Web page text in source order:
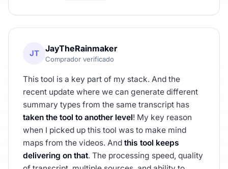
JT JayTheRainmaker
Comprador verificado
This tool is a key part of my stack. And the
recent update where we can generate different
summary types from the same transcript has
taken the tool to another level! My key reason
when I picked up this tool was to make mind
maps from the videos. And this tool keeps
delivering on that. The processing speed, quality